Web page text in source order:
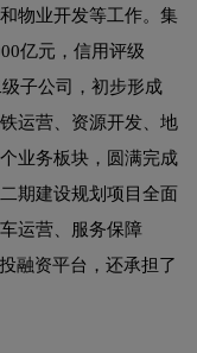
物业开发等工作。集
亿元，信用评级
子公司，初步形成
运营、资源开发、地
业务板块，圆满完成
期建设规划项目全面
运营、服务保障
融资平台，还承担了